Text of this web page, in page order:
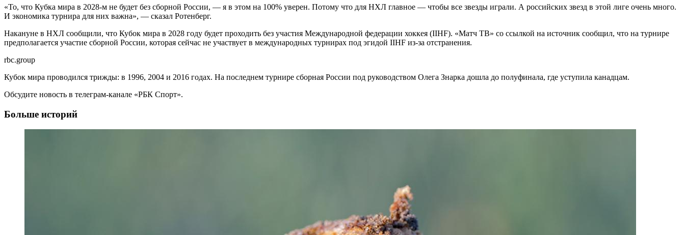
«То, что Кубка мира в 2028-м не будет без сборной России, — я в этом на 100% уверен. Потому что для НХЛ главное — чтобы все звезды играли. А российских звезд в этой лиге очень много.
И экономика турнира для них важна», — сказал Ротенберг.
Накануне в НХЛ сообщили, что Кубок мира в 2028 году будет проходить без участия Международной федерации хоккея (IIHF). «Матч ТВ» со ссылкой на источник сообщил, что на турнире
предполагается участие сборной России, которая сейчас не участвует в международных турнирах под эгидой IIHF из-за отстранения.
rbc.group
Кубок мира проводился трижды: в 1996, 2004 и 2016 годах. На последнем турнире сборная России под руководством Олега Знарка дошла до полуфинала, где уступила канадцам.
Обсудите новость в телеграм-канале «РБК Спорт».
Больше историй